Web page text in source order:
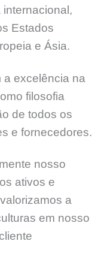
Estados
e Ásia.
a excelência na
filosofia
de todos os
e fornecedores.
nosso
ativos e
a
em nosso